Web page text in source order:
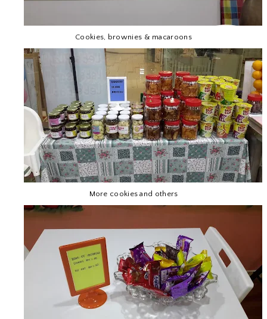
Cookies, brownies & macaroons
More cookies and others